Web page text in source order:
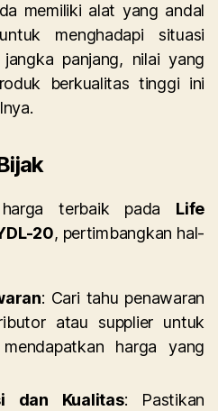
memiliki alat yang andal
menghadapi situasi
panjang, nilai yang
berkualitas tinggi ini
terbaik pada Life
20, pertimbangkan hal-
: Cari tahu penawaran
atau supplier untuk
harga yang
dan Kualitas: Pastikan